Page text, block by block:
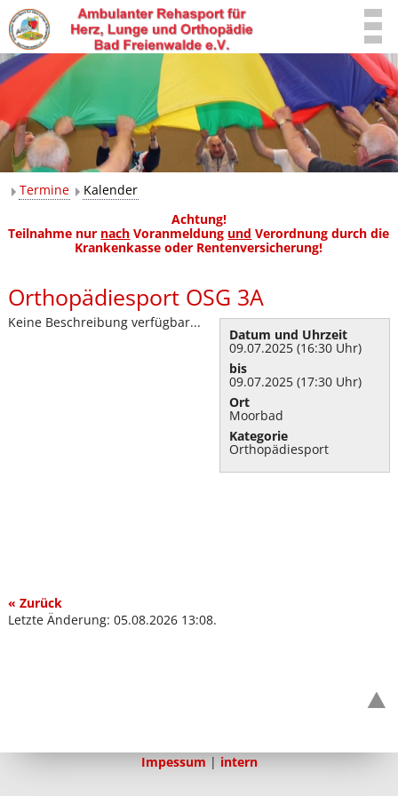
Termine
Kalender
Achtung!
Teilnahme nur nach Voranmeldung und Verordnung durch die
Krankenkasse oder Rentenversicherung!
Orthopädiesport OSG 3A
Datum und Uhrzeit
09.07.2025 (16:30 Uhr)
bis
09.07.2025 (17:30 Uhr)
Ort
Moorbad
Kategorie
Orthopädiesport
Keine Beschreibung verfügbar...
« Zurück
Letzte Änderung: 05.08.2026 13:08.
Impessum | intern